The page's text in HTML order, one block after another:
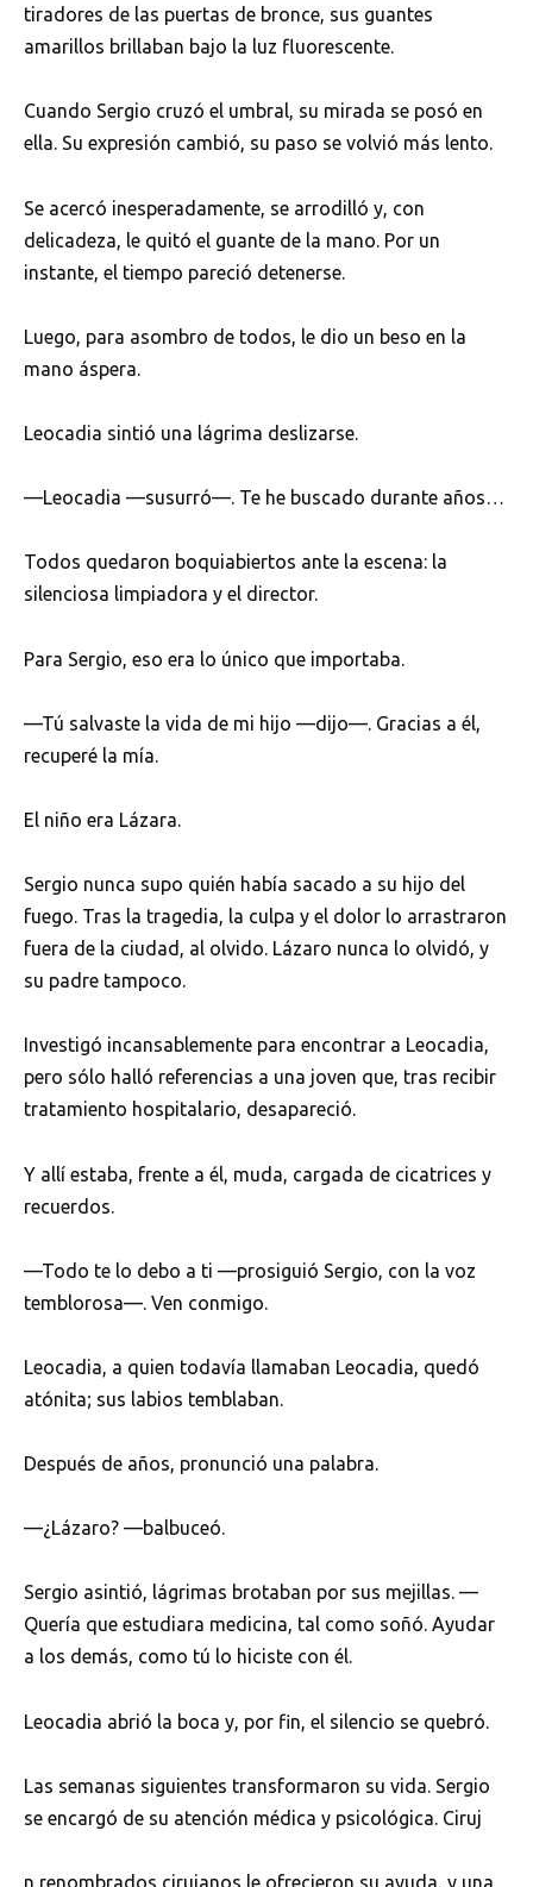
tiradores de las puertas de bronce, sus guantes
amarillos brillaban bajo la luz fluorescente.
Cuando Sergio cruzó el umbral, su mirada se posó en
ella. Su expresión cambió, su paso se volvió más lento.
Se acercó inesperadamente, se arrodilló y, con
delicadeza, le quitó el guante de la mano. Por un
instante, el tiempo pareció detenerse.
Luego, para asombro de todos, le dio un beso en la
mano áspera.
Leocadia sintió una lágrima deslizarse.
—Leocadia —susurró—. Te he buscado durante años…
Todos quedaron boquiabiertos ante la escena: la
silenciosa limpiadora y el director.
Para Sergio, eso era lo único que importaba.
—Tú salvaste la vida de mi hijo —dijo—. Gracias a él,
recuperé la mía.
El niño era Lázara.
Sergio nunca supo quién había sacado a su hijo del
fuego. Tras la tragedia, la culpa y el dolor lo arrastraron
fuera de la ciudad, al olvido. Lázaro nunca lo olvidó, y
su padre tampoco.
Investigó incansablemente para encontrar a Leocadia,
pero sólo halló referencias a una joven que, tras recibir
tratamiento hospitalario, desapareció.
Y allí estaba, frente a él, muda, cargada de cicatrices y
recuerdos.
—Todo te lo debo a ti —prosiguió Sergio, con la voz
temblorosa—. Ven conmigo.
Leocadia, a quien todavía llamaban Leocadia, quedó
atónita; sus labios temblaban.
Después de años, pronunció una palabra.
—¿Lázaro? —balbuceó.
Sergio asintió, lágrimas brotaban por sus mejillas. —
Quería que estudiara medicina, tal como soñó. Ayudar
a los demás, como tú lo hiciste con él.
Leocadia abrió la boca y, por fin, el silencio se quebró.
Las semanas siguientes transformaron su vida. Sergio
se encargó de su atención médica y psicológica. Ciruj
n renombrados cirujanos le ofrecieron su ayuda, y una